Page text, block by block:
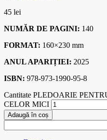
45 lei
NUMĂR DE PAGINI: 140
FORMAT: 160×230 mm
ANUL APARIȚIEI: 2025
ISBN: 978-973-1990-95-8
Cantitate PLEDOARIE
CELOR MICI
Adaugă în coș